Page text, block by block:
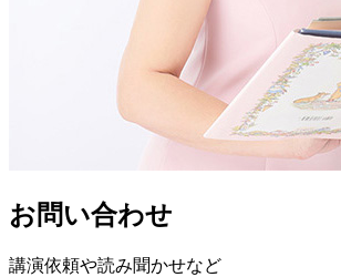
お問い合わせ
講演依頼や読み聞かせなど